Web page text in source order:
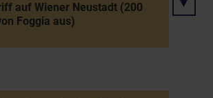
auf Wiener Neustadt (200
Foggia aus)